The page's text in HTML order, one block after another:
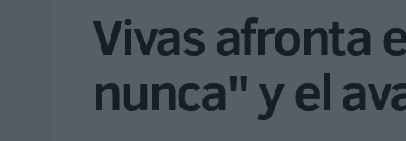
Vivas afronta
nunca" y el